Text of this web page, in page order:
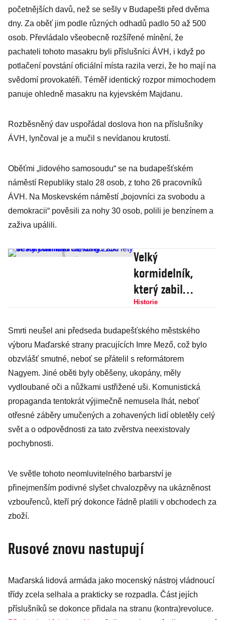
početnějších davů, než se sešly v Budapešti před dvěma
dny. Za oběť jim podle různých odhadů padlo 50 až 500
osob. Převládalo všeobecně rozšířené mínění, že
pachateli tohoto masakru byli příslušníci ÁVH, i když po
potlačení povstání oficiální místa razila verzi, že ho mají na
svědomí provokatéři. Téměř identický rozpor mimochodem
panuje ohledně masakru na kyjevském Majdanu.
Rozběsněný dav uspořádal doslova hon na příslušníky
ÁVH, lynčoval je a mučil s nevídanou krutostí.
Oběťmi „lidového samosoudu“ se na budapešťském
náměstí Republiky stalo 28 osob, z toho 26 pracovníků
ÁVH. Na Moskevském náměstí „bojovníci za svobodu a
demokracii“ pověsili za nohy 30 osob, polili je benzínem a
zaživa upálili.
Velký
kormidelník,
který zabil
desítky miliónů
se narodil Mao
Ce-tung
Historie
Smrti neušel ani předseda budapešťského městského
výboru Maďarské strany pracujících Imre Mező, což bylo
obzvlášť smutné, neboť se přátelil s reformátorem
Nagyem. Jiné oběti byly oběšeny, ukopány, měly
vydloubané oči a nůžkami ustřižené uši. Komunistická
propaganda tentokrát výjimečně nemusela lhát, neboť
otřesné záběry umučených a zohavených lidí obletěly celý
svět a o odpovědnosti za tato zvěrstva neexistovaly
pochybnosti.
Ve světle tohoto neomluvitelného barbarství je
přinejmenším podivné slyšet chvalozpěvy na ukázněnost
vzbouřenců, kteří prý dokonce řádně platili v obchodech za
zboží.
Rusové znovu nastupují
Maďarská lidová armáda jako mocenský nástroj vládnoucí
třídy zcela selhala a prakticky se rozpadla. Část jejích
příslušníků se dokonce přidala na stranu (kontra)revoluce.